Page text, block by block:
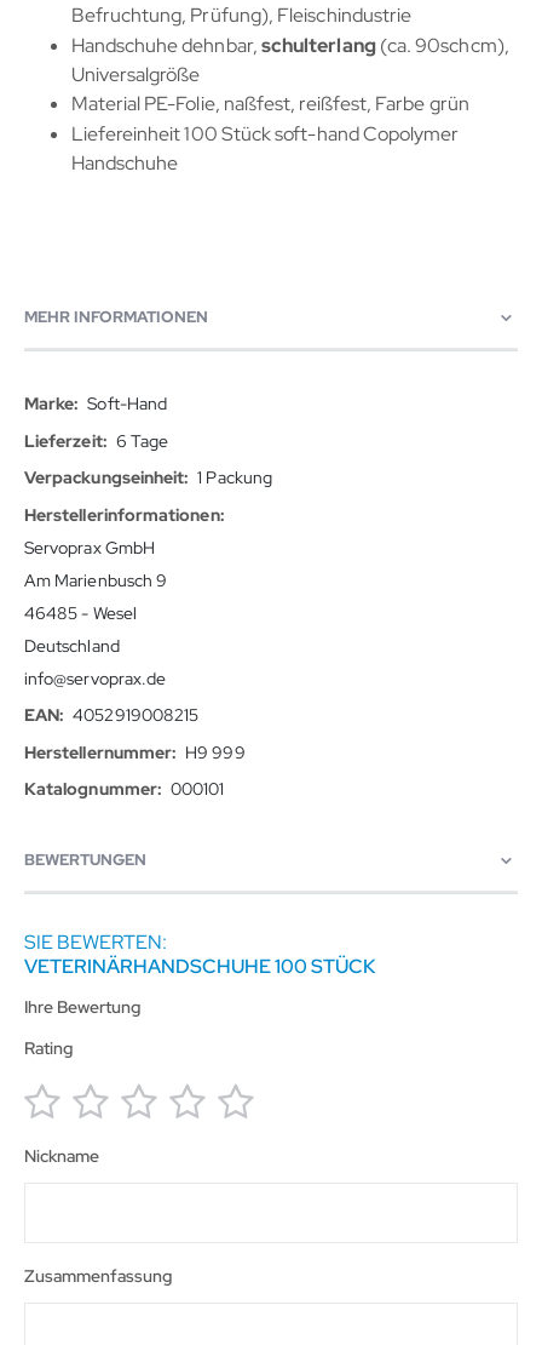
Befruchtung, Prüfung), Fleischindustrie
Handschuhe dehnbar,schulterlang(ca. 90schcm),
Universalgröße
Material PE-Folie, naßfest, reißfest, Farbe grün
Liefereinheit 100 Stück soft-hand Copolymer
Handschuhe
MEHR INFORMATIONEN
Mehr
Informationen
Soft-Hand
6 Tage
1 Packung
Servoprax GmbH
Am Marienbusch 9
46485 - Wesel
Deutschland
info@servoprax.de
4052919008215
H9 999
000101
BEWERTUNGEN
SIE BEWERTEN:
VETERINÄRHANDSCHUHE 100 STÜCK
Ihre Bewertung
Rating
star
stars
stars
stars
stars
Nickname
Zusammenfassung